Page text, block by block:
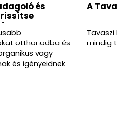
és
otthonodba és
vagy
és igényeidnek
A
mindig